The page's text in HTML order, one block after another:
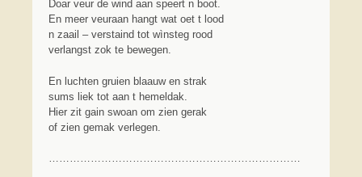
Doar veur de wind aan speert n boot.
En meer veuraan hangt wat oet t lood
n zaail – verstaind tot wìnsteg rood
verlangst zok te bewegen.
En luchten gruien blaauw en strak
sums liek tot aan t hemeldak.
Hier zit gain swoan om zien gerak
of zien gemak verlegen.
………………………………………………………………